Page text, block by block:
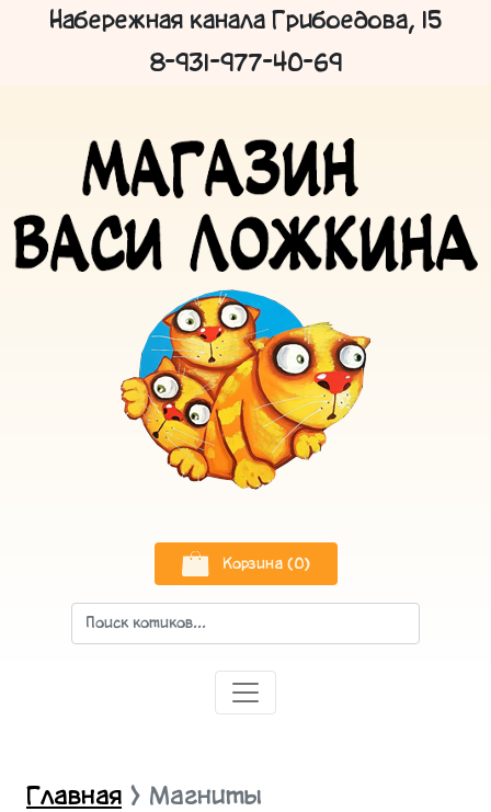
Набережная канала Грибоедова, 15
8-931-977-40-69
Корзина (0)
Главная Магниты